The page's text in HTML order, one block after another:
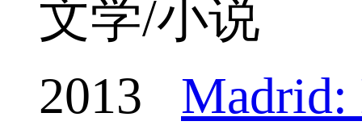
文学/小说
2013 Madrid: